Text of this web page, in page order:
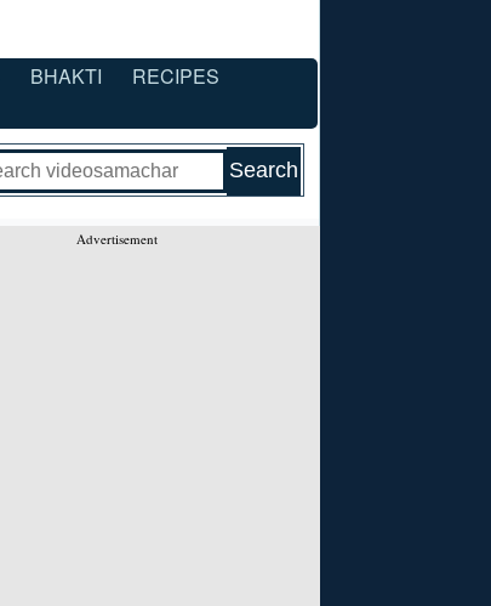
BHAKTI
RECIPES
Advertisement